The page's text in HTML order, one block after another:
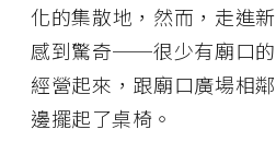
化的集散地，然而，走進
感到驚奇──很少有廟口的
經營起來，跟廟口廣場相
邊擺起了桌椅。